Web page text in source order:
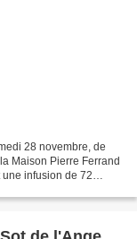
28 novembre, de
Maison Pierre Ferrand
infusion de 72